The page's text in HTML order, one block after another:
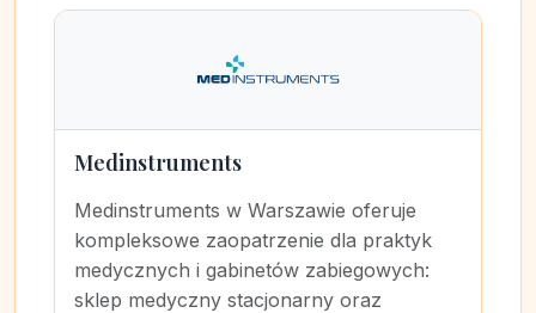
Medinstruments
Medinstruments w Warszawie oferuje
kompleksowe zaopatrzenie dla praktyk
medycznych i gabinetów zabiegowych:
sklep medyczny stacjonarny oraz